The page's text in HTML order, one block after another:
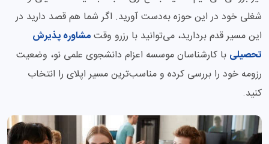
شغلی خود در این حوزه به‌دست آورید. اگر شما هم قصد دارید در
این مسیر قدم بردارید، می‌توانید با رزرو وقتمشاوره پذیرش
تحصیلی با کارشناسان موسسه اعزام دانشجوی علمی نو، وضعیت
رزومه خود را بررسی کرده و مناسب‌ترین مسیر اپلای را انتخاب
کنید.